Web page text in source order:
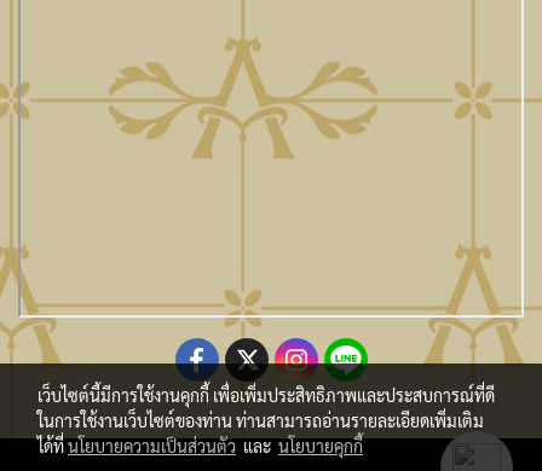
Copy Right By Atmo Decor Co., Ltd. atmo@seveninnotech.com
เว็บไซต์นี้มีการใช้งานคุกกี้ เพื่อเพิ่มประสิทธิภาพและประสบการณ์ที่ดี
ในการใช้งานเว็บไซต์ของท่าน ท่านสามารถอ่านรายละเอียดเพิ่มเติม
ได้ที่นโยบายความเป็นส่วนตัวและนโยบายคุกกี้